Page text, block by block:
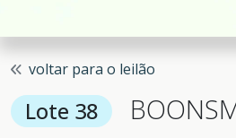
voltar para o leilão
Lote 38